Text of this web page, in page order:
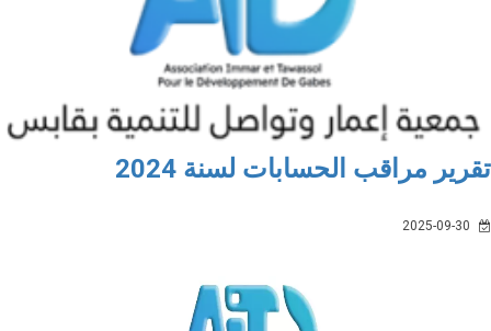
مراقب الحسابات لسنة 2024
2025-09-30